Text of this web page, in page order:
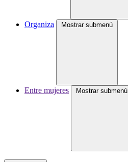
Organiza Mostrar submenú
Entre mujeres Mostrar submenú